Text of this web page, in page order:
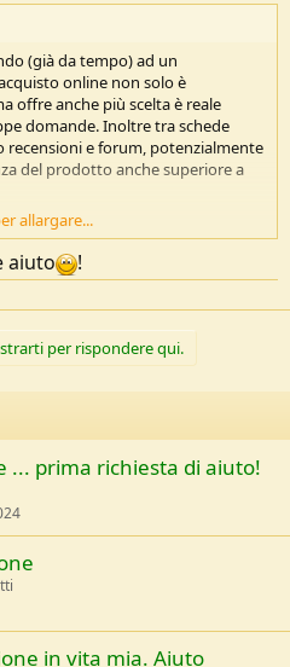
(già da tempo) ad un
online non solo è
offre anche più scelta è reale
domande. Inoltre tra schede
recensioni e forum, potenzialmente
del prodotto anche superiore a
di Hoka in negozio proprio
di solito, ho pensato che un
nella scelta. Risultato mi vanno
tabelle e comunque avrei
se usate (seppur con cura).
tue esigenze non troppo
magari un sito con una buona
prima un paio di misure al
allargare...
aiuto !
per rispondere qui.
... prima richiesta di aiuto!
in vita mia. Aiuto